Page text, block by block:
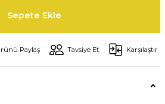
Sepete Ekle
Paylaş Tavsiye Et Karşılaştır